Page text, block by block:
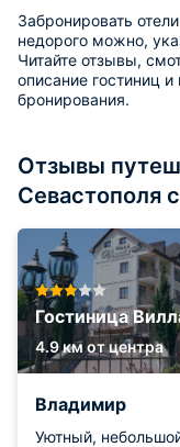
Забронировать
недорого можно,
Читайте отзывы,
описание гостиниц
бронирования.
Отзывы
Севастополя
Гостиница
4.9 км от центра
Владимир
Уютный,